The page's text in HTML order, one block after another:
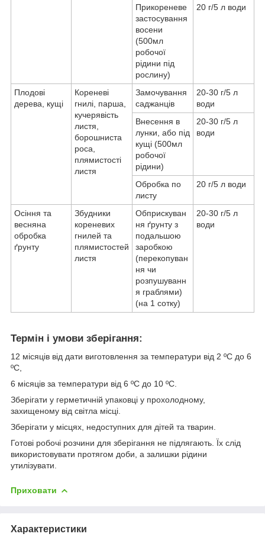
Прикореневе
застосування
восени
(500мл
робочої
рідини під
рослину)
20 г/5 л води
Плодові
дерева, кущі
Кореневі
гнилі, парша,
кучерявість
листя,
борошниста
роса,
плямистості
листя
Замочування
саджанців
20-30 г/5 л
води
Внесення в
лунки, або під
кущі (500мл
робочої
рідини)
20-30 г/5 л
води
Обробка по
листу
20 г/5 л води
Осіння та
весняна
обробка
ґрунту
Збудники
кореневих
гнилей та
плямистостей
листя
Обприскуван
ня ґрунту з
подальшою
заробкою
(перекопуван
ня чи
розпушуванн
я граблями)
(на 1 сотку)
20-30 г/5 л
води
Термін і умови зберігання:
12 місяців від дати виготовлення за температури від 2 ºС до 6
ºС,
6 місяців за температури від 6 ºС до 10 ºС.
Зберігати у герметичній упаковці у прохолодному,
захищеному від світла місці.
Зберігати у місцях, недоступних для дітей та тварин.
Готові робочі розчини для зберігання не підлягають. Їх слід
використовувати протягом доби, а залишки рідини
утилізувати.
Приховати
Характеристики